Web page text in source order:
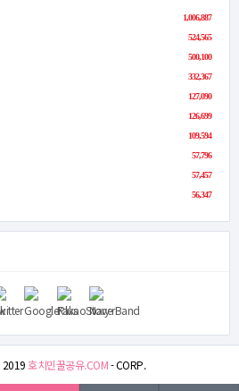
1,006,887
524,565
500,100
332,367
127,090
126,699
109,594
57,796
57,457
56,347
2019호치민꿀공유.COM- CORP.